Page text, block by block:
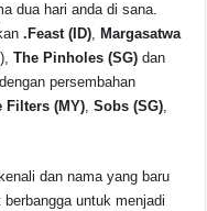
dua hari anda di sana.
.Feast (ID), Margasatwa
),The Pinholes (SG) dan
persembahan
Filters (MY),Sobs (SG),
dan nama yang baru
untuk menjadi